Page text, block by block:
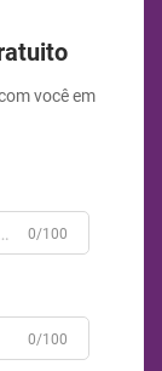
você em
0/100
0/100